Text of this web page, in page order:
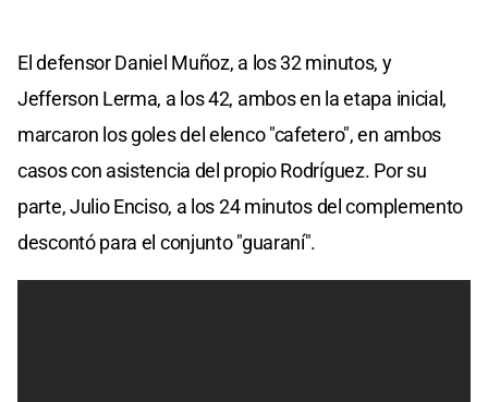
El defensor Daniel Muñoz, a los 32 minutos, y
Jefferson Lerma, a los 42, ambos en la etapa inicial,
marcaron los goles del elenco "cafetero", en ambos
casos con asistencia del propio Rodríguez. Por su
parte, Julio Enciso, a los 24 minutos del complemento
descontó para el conjunto "guaraní".